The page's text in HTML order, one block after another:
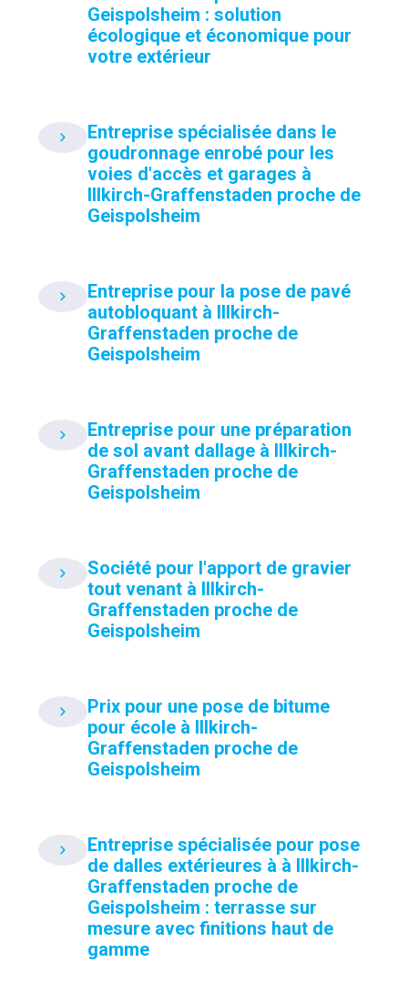
Geispolsheim : solution
écologique et économique pour
votre extérieur
Entreprise spécialisée dans le
goudronnage enrobé pour les
voies d'accès et garages à
Illkirch-Graffenstaden proche de
Geispolsheim
Entreprise pour la pose de pavé
autobloquant à Illkirch-
Graffenstaden proche de
Geispolsheim
Entreprise pour une préparation
de sol avant dallage à Illkirch-
Graffenstaden proche de
Geispolsheim
Société pour l'apport de gravier
tout venant à Illkirch-
Graffenstaden proche de
Geispolsheim
Prix pour une pose de bitume
pour école à Illkirch-
Graffenstaden proche de
Geispolsheim
Entreprise spécialisée pour pose
de dalles extérieures à à Illkirch-
Graffenstaden proche de
Geispolsheim : terrasse sur
mesure avec finitions haut de
gamme